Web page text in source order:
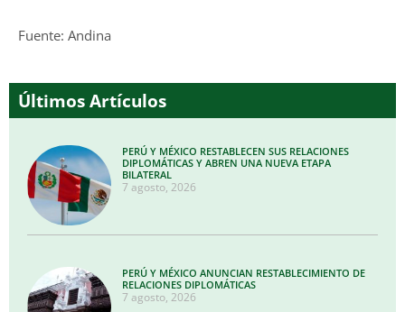
Fuente: Andina
Últimos Artículos
PERÚ Y MÉXICO RESTABLECEN SUS RELACIONES
DIPLOMÁTICAS Y ABREN UNA NUEVA ETAPA
BILATERAL
7 agosto, 2026
PERÚ Y MÉXICO ANUNCIAN RESTABLECIMIENTO DE
RELACIONES DIPLOMÁTICAS
7 agosto, 2026